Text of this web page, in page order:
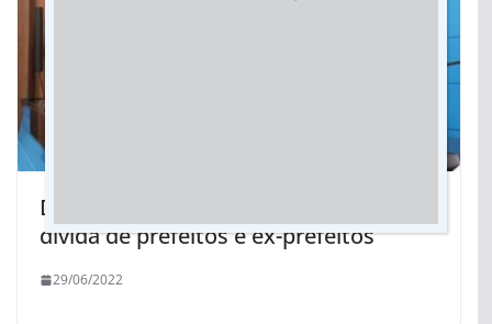
Deputados aprovam renegociação de
dívida de prefeitos e ex-prefeitos
29/06/2022